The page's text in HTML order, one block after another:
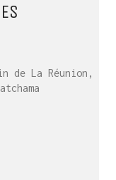
de La Réunion,